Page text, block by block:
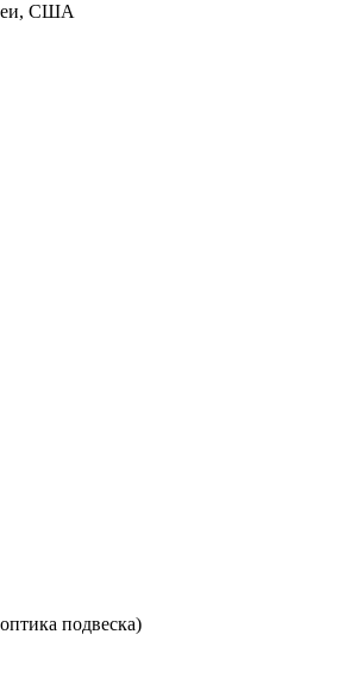
США
подвеска)